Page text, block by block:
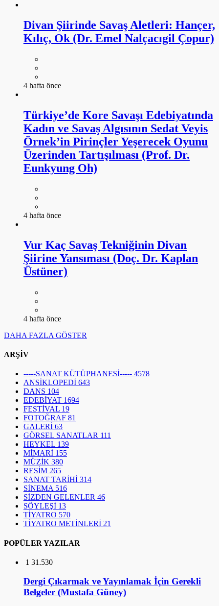
Divan Şiirinde Savaş Aletleri: Hançer,
Kılıç, Ok (Dr. Emel Nalçacıgil Çopur)
4 hafta önce
Türkiye’de Kore Savaşı Edebiyatında
Kadın ve Savaş Algısının Sedat Veyis
Örnek’in Pirinçler Yeşerecek Oyunu
Üzerinden Tartışılması (Prof. Dr.
Eunkyung Oh)
4 hafta önce
Vur Kaç Savaş Tekniğinin Divan
Şiirine Yansıması (Doç. Dr. Kaplan
Üstüner)
4 hafta önce
DAHA FAZLA GÖSTER
ARŞİV
-----SANAT KÜTÜPHANESİ----- 4578
ANSİKLOPEDİ 643
DANS 104
EDEBİYAT 1694
FESTİVAL 19
FOTOĞRAF 81
GALERİ 63
GÖRSEL SANATLAR 111
HEYKEL 139
MİMARİ 155
MÜZİK 380
RESİM 265
SANAT TARİHİ 314
SİNEMA 516
SİZDEN GELENLER 46
SÖYLEŞİ 13
TİYATRO 570
TİYATRO METİNLERİ 21
POPÜLER YAZILAR
1 31.530
Dergi Çıkarmak ve Yayınlamak İçin Gerekli
Belgeler (Mustafa Güney)